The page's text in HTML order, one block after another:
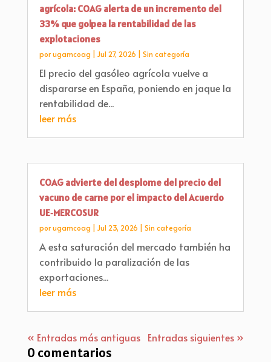
agrícola: COAG alerta de un incremento del
33% que golpea la rentabilidad de las
explotaciones
porugamcoag Jul 27, 2026 Sin categoría
El precio del gasóleo agrícola vuelve a
dispararse en España, poniendo en jaque la
rentabilidad de...
leer más
COAG advierte del desplome del precio del
vacuno de carne por el impacto del Acuerdo
UE‑MERCOSUR
porugamcoag Jul 23, 2026 Sin categoría
A esta saturación del mercado también ha
contribuido la paralización de las
exportaciones...
leer más
« Entradas más antiguas Entradas siguientes »
0 comentarios